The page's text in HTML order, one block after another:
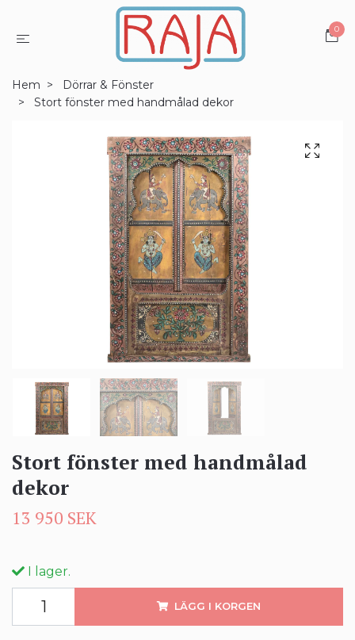
0
Hem
Dörrar & Fönster
Stort fönster med handmålad dekor
Stort fönster med handmålad
dekor
13 950 SEK
I lager.
LÄGG I KORGEN